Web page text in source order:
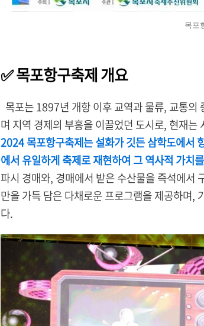
목포
✅ 목포항구축제 개요
목포는 1897년 개항 이후 교역과 물류, 교통
며 지역 경제의 부흥을 이끌었던 도시로, 현재
2024 목포항구축제는 설화가 깃든 삼학도에서
에서 유일하게 축제로 재현하여 그 역사적 가치
파시 경매와, 경매에서 받은 수산물을 즉석에서
만을 가득 담은 다채로운 프로그램을 제공하며,
다.